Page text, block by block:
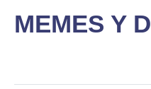
MEMES Y